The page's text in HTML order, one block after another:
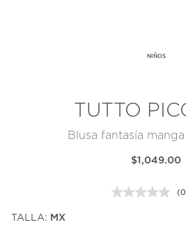
NIÑOS
TUTTO
Blusa fantasía
$1,049.00
TALLA: MX